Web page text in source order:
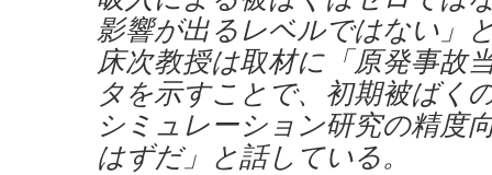
影響が出るレベルではない」
床次教授は取材に「原発事故
タを示すことで、初期被ばく
シミュレーション研究の精度
はずだ」と話している。